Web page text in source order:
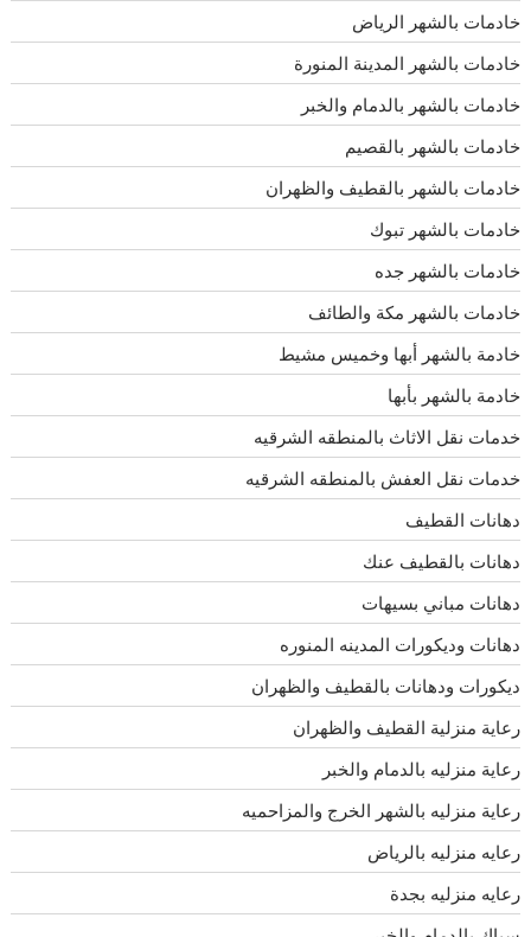
خادمات بالشهر الرياض
خادمات بالشهر المدينة المنورة
خادمات بالشهر بالدمام والخبر
خادمات بالشهر بالقصيم
خادمات بالشهر بالقطيف والظهران
خادمات بالشهر تبوك
خادمات بالشهر جده
خادمات بالشهر مكة والطائف
خادمة بالشهر أبها وخميس مشيط
خادمة بالشهر بأبها
خدمات نقل الاثاث بالمنطقه الشرقيه
خدمات نقل العفش بالمنطقه الشرقيه
دهانات القطيف
دهانات بالقطيف عنك
دهانات مباني بسيهات
دهانات وديكورات المدينه المنوره
ديكورات ودهانات بالقطيف والظهران
رعاية منزلية القطيف والظهران
رعاية منزليه بالدمام والخبر
رعاية منزليه بالشهر الخرج والمزاحميه
رعايه منزليه بالرياض
رعايه منزليه بجدة